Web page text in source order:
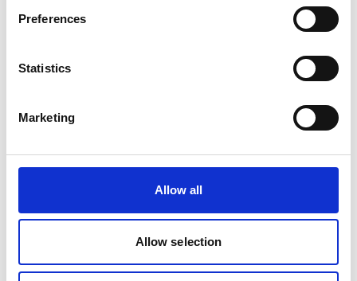
Preferences
Statistics
Marketing
Allow all
Allow selection
O crachá Certifiqat
Fatura/Faturação
Contactar a equipa de suporte
Para parceiros:
Torne-se Parceiro de Consultoria